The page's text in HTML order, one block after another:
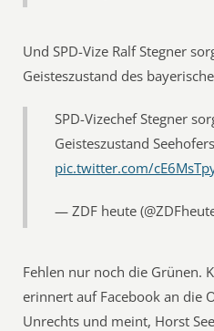
Und SPD-Vize Ralf Stegner
Geisteszustand des
SPD-Vizechef Stegner
Geisteszustand
pic.twitter.com/
— ZDF heute
Fehlen nur noch die Grünen.
erinnert auf Facebook an die
Unrechts und meint, Horst